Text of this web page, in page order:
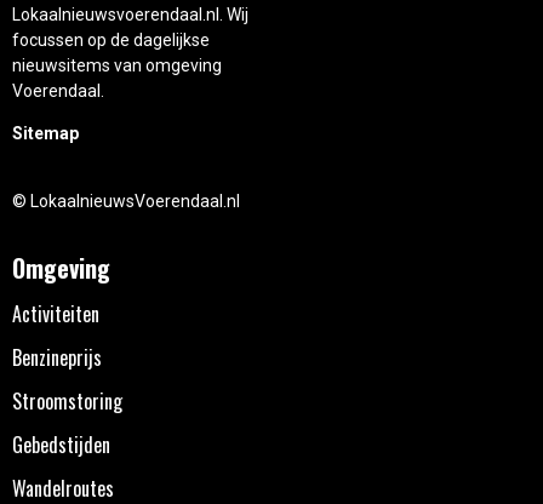
Lokaalnieuwsvoerendaal.nl. Wij
focussen op de dagelijkse
nieuwsitems van omgeving
Voerendaal.
Sitemap
© LokaalnieuwsVoerendaal.nl
Omgeving
Activiteiten
Benzineprijs
Stroomstoring
Gebedstijden
Wandelroutes